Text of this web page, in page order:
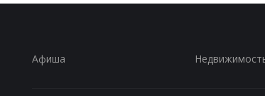
Афиша